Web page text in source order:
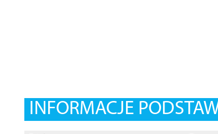
INFORMACJE